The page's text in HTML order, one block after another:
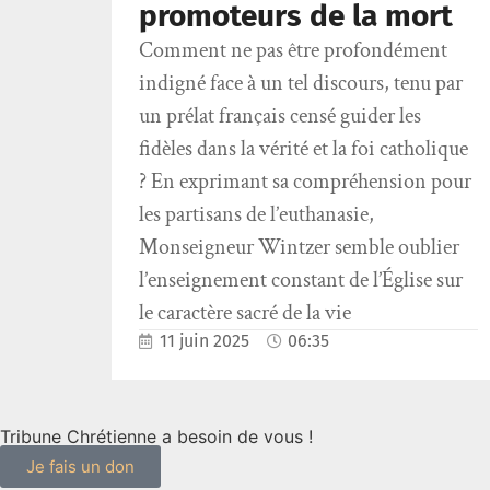
promoteurs de la mort
Comment ne pas être profondément
indigné face à un tel discours, tenu par
un prélat français censé guider les
fidèles dans la vérité et la foi catholique
? En exprimant sa compréhension pour
les partisans de l’euthanasie,
Monseigneur Wintzer semble oublier
l’enseignement constant de l’Église sur
le caractère sacré de la vie
11 juin 2025 06:35
Tribune Chrétienne a besoin de vous !
Je fais un don